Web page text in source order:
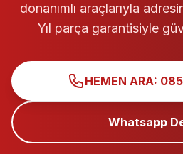
donanımlı araçlarıyla
Yıl parça garantisiyle
HEMEN ARA:
Whatsapp